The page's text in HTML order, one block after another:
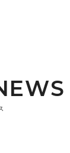
EWS